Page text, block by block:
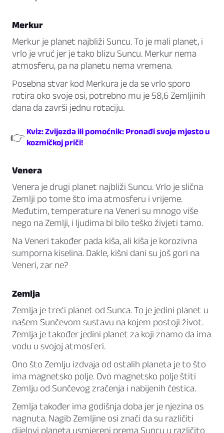
Merkur
Merkur je planet najbliži Suncu. To je mali planet, i
vrlo je vruć jer je tako blizu Suncu. Merkur nema
atmosferu, pa na planetu nema vremena.
Posebna stvar kod Merkura je da se vrlo sporo
rotira oko svoje osi, potrebno mu je 58,6 Zemljinih
dana da završi jednu rotaciju.
👉 Kviz: Zvijezda ili pomoćnik: Pronađi svoje mjesto u
kozmičkoj priči!
Venera
Venera je drugi planet najbliži Suncu. Vrlo je slična
Zemlji po tome što ima atmosferu i vrijeme.
Međutim, temperature na Veneri su mnogo više
nego na Zemlji, i ljudima bi bilo teško živjeti tamo.
Na Veneri također pada kiša, ali kiša je korozivna
sumporna kiselina. Dakle, kišni dani su još gori na
Veneri, zar ne?
Zemlja
Zemlja je treći planet od Sunca. To je jedini planet u
našem Sunčevom sustavu na kojem postoji život.
Zemlja je također jedini planet za koji znamo da ima
vodu u svojoj atmosferi.
Ono što Zemlju izdvaja od ostalih planeta je to što
ima magnetsko polje. Ovo magnetsko polje štiti
Zemlju od Sunčevog zračenja i nabijenih čestica.
Zemlja također ima godišnja doba jer je njezina os
nagnuta. Nagib Zemljine osi znači da su različiti
dijelovi planeta usmjereni prema Suncu u različito